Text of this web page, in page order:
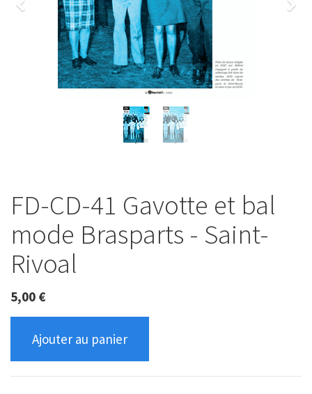
Previous
FD-CD-41 Gavotte et bal
mode Brasparts - Saint-
Rivoal
5,00 €
Ajouter au panier